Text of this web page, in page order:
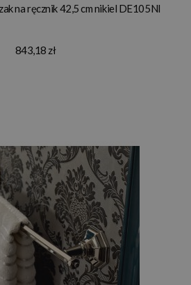
na ręcznik 42,5 cm nikiel DE105NI
843,18 zł